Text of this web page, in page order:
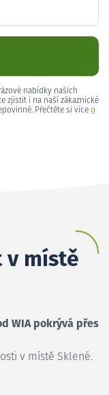
nabídky našich
zjistit i na naší zákaznické
Přečtěte si více o
v místě
WIA pokrývá přes
v místě Sklené.